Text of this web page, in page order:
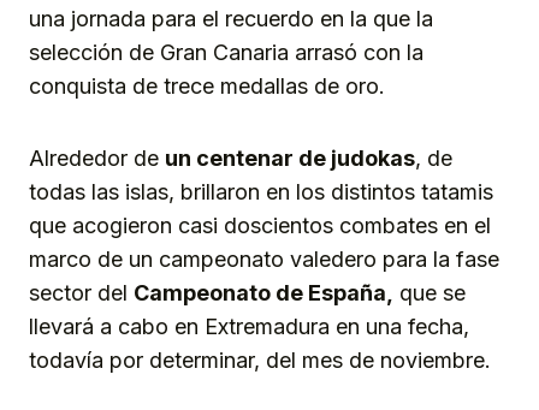
una jornada para el recuerdo en la que la
selección de Gran Canaria arrasó con la
conquista de trece medallas de oro.
Alrededor de un centenar de judokas, de
todas las islas, brillaron en los distintos tatamis
que acogieron casi doscientos combates en el
marco de un campeonato valedero para la fase
sector del Campeonato de España, que se
llevará a cabo en Extremadura en una fecha,
todavía por determinar, del mes de noviembre.